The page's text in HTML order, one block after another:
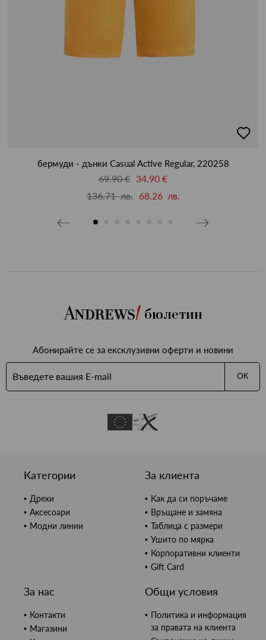
в
бермуди - дънки Casual Active Regular, 220258
69.90 € 34.90 €
136.71 лв.
68.26 лв.
бюлетин
Абонирайте се за ексклузивни оферти и новини
ОК
Категории
Дрехи
Аксесоари
Модни линии
За клиента
Как да си поръчаме
Връщане и замяна
Таблица с размери
Ушито по мярка
Корпоративни клиенти
Gift Card
За нас
Контакти
Магазини
Общи условия
Политика и информация
за правата на клиента